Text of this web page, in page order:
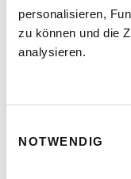
personalisieren,
zu können und die
analysieren.
NOTWENDIG
Zu folgenden
Korruption und
Kleptokratie
Asyl: Berichte
und